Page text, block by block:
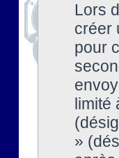
Lors
créer
pour
limité
»